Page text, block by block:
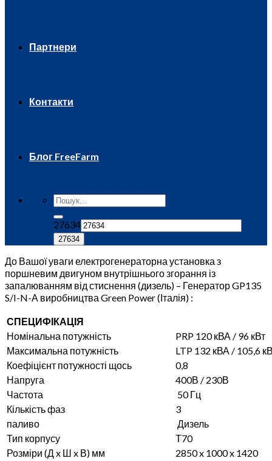
Партнери
Контакти
Блог FreeFarm
27634
До Вашої уваги електрогенераторна установка з
поршневим двигуном внутрішнього згорання із
запалюванням від стиснення (дизель) – Генератор GP135
S/I-N-А виробництва Green Power (Італія) :
СПЕЦИФІКАЦІЯ
Номінальна потужність
PRP 120 кВА / 96 кВт
Максимальна потужність
LTP 132 кВА / 105,6
Коефіцієнт потужності щось
0,8
Напруга
400В / 230В
Частота
50 Гц
Кількість фаз
3
паливо
Дизель
Тип корпусу
Т70
Розміри (Д x Ш x В) мм
2850 x 1000 x 1420